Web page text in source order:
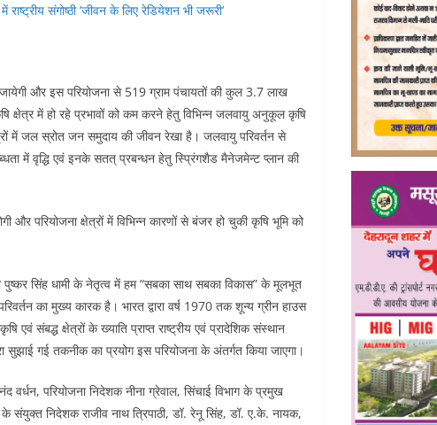
राष्ट्रीय संगोष्ठी ’जीवन के लिए रेडियेशन भी जरूरी’
जायेगी और इस परियोजना से 519 ग्राम पंचायतों की कुल 3.7 लाख
क्षेत्र में हो रहे प्रभावों को कम करने हेतु विभिन्न जलवायु अनुकूल कृषि
में जल स्रोत जन समुदाय की जीवन रेखा है। जलवायु परिवर्तन से
में वृद्धि एवं इनके सतत् प्रबन्धन हेतु स्प्रिंगशैड मैनेजमेन्ट प्लान की
परियोजना क्षेत्रों में विभिन्न कारणों से बंजर हो चुकी कृषि भूमि को
पुष्कर सिंह धामी के नेतृत्व में हम “सबका साथ सबका विकास” के मूलभूत
का मुख्य कारक है। भारत द्वारा वर्ष 1970 तक शून्य ग्रीन हाउस
संबद्ध क्षेत्रों के ख्याति प्राप्त राष्ट्रीय एवं प्रादेशिक संस्थान
सुझाई गई तकनीक का प्रयोग इस परियोजना के अंतर्गत किया जाएगा।
परियोजना निदेशक नीना ग्रेवाल, सिंचाई विभाग के प्रमुख
संयुक्त निदेशक राजीव नाथ त्रिपाठी, डॉ. रेनू सिंह, डॉ. ए.के. नायक,